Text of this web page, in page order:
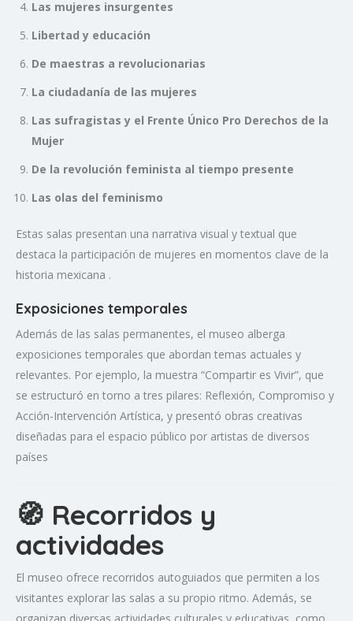
Las mujeres insurgentes
Libertad y educación
De maestras a revolucionarias
La ciudadanía de las mujeres
Las sufragistas y el Frente Único Pro Derechos de la
Mujer
De la revolución feminista al tiempo presente
Las olas del feminismo
Estas salas presentan una narrativa visual y textual que
destaca la participación de mujeres en momentos clave de la
historia mexicana .
Exposiciones temporales
Además de las salas permanentes, el museo alberga
exposiciones temporales que abordan temas actuales y
relevantes. Por ejemplo, la muestra “Compartir es Vivir”, que
se estructuró en torno a tres pilares: Reflexión, Compromiso y
Acción-Intervención Artística, y presentó obras creativas
diseñadas para el espacio público por artistas de diversos
países
🧭 Recorridos y
actividades
El museo ofrece recorridos autoguiados que permiten a los
visitantes explorar las salas a su propio ritmo. Además, se